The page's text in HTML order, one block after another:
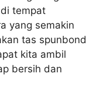
tempat
yang semakin
tas spunbond
kita ambil
bersih dan